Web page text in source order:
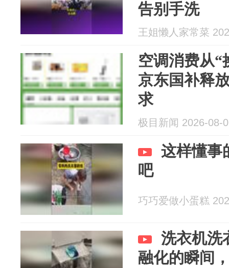
告别手洗
王姐懒人家常菜
空调消费从“
京东国补释
求
极目新闻 2026-08-
这样懂事
吧
巧巧爱做小蛋糕
洗衣机洗
融化的瞬间